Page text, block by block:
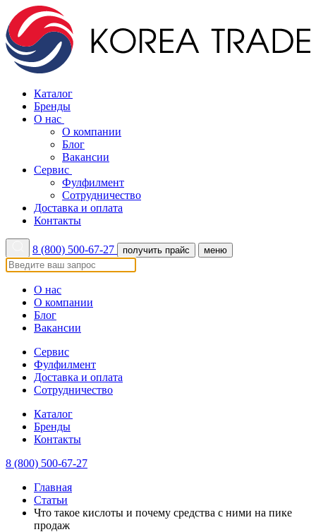
Каталог
Бренды
О нас
О компании
Блог
Вакансии
Сервис
Фулфилмент
Сотрудничество
Доставка и оплата
Контакты
8 (800) 500-67-27 получить прайс меню
О нас
О компании
Блог
Вакансии
Сервис
Фулфилмент
Доставка и оплата
Сотрудничество
Каталог
Бренды
Контакты
8 (800) 500-67-27
Главная
Статьи
Что такое кислоты и почему средства с ними на пике
продаж